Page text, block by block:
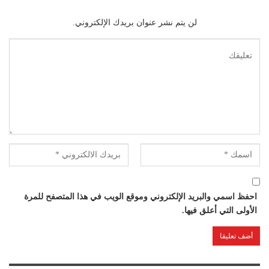
لن يتم نشر عنوان بريدك الإلكتروني.
احفظ اسمي والبريد الإلكتروني وموقع الويب في هذا المتصفح للمرة
الأولى التي أعلق فيها.